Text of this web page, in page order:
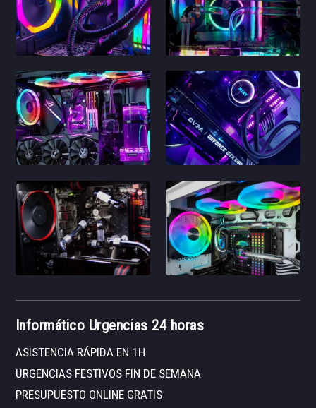
Informático Urgencias 24 horas
ASISTENCIA RÁPIDA EN 1H
URGENCIAS FESTIVOS FIN DE SEMANA
PRESUPUESTO ONLINE GRATIS